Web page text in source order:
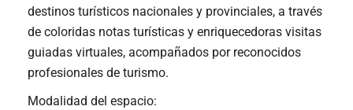
destinos turísticos nacionales y provinciales, a través
de coloridas notas turísticas y enriquecedoras visitas
guiadas virtuales, acompañados por reconocidos
profesionales de turismo.
Modalidad del espacio: